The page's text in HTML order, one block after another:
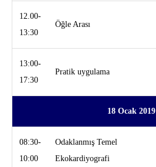
12.00-
13:30
Öğle Arası
13:00-
17:30
Pratik uygulama
18 Ocak 2019
08:30-
10:00
Odaklanmış Temel
Ekokardiyografi